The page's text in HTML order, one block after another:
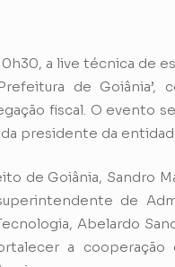
a live técnica de
de Goiânia’,
fiscal. O evento
presidente da
de Goiânia, Sandro
de
Abelardo
a